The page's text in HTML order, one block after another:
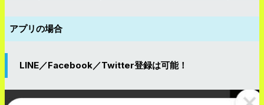
アプリの場合
LINE／Facebook／Twitter登録は可能！